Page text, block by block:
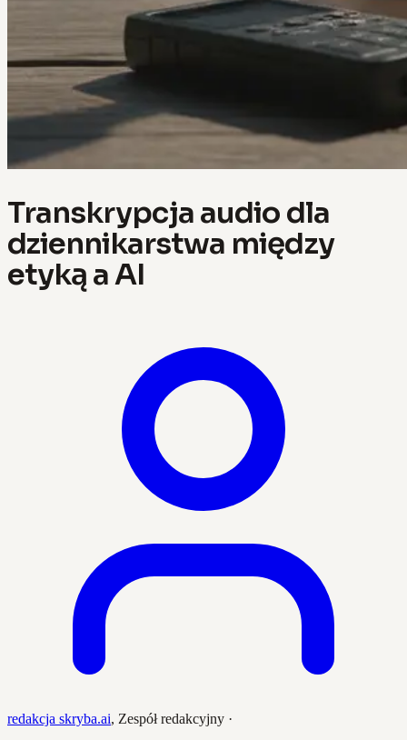
Transkrypcja audio dla
dziennikarstwa między
etyką a AI
redakcja skryba.ai, Zespół redakcyjny ·